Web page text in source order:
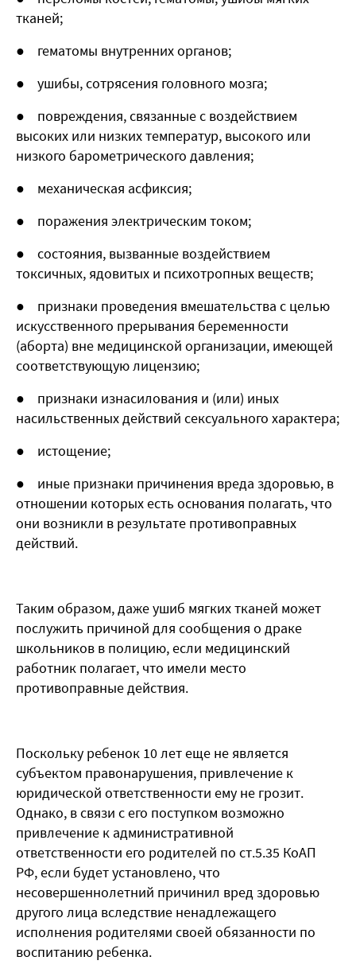
тканей;
● гематомы внутренних органов;
● ушибы, сотрясения головного мозга;
● повреждения, связанные с воздействием
высоких или низких температур, высокого или
низкого барометрического давления;
● механическая асфиксия;
● поражения электрическим током;
● состояния, вызванные воздействием
токсичных, ядовитых и психотропных веществ;
● признаки проведения вмешательства с целью
искусственного прерывания беременности
(аборта) вне медицинской организации, имеющей
соответствующую лицензию;
● признаки изнасилования и (или) иных
насильственных действий сексуального характера;
● истощение;
● иные признаки причинения вреда здоровью, в
отношении которых есть основания полагать, что
они возникли в результате противоправных
действий.
Таким образом, даже ушиб мягких тканей может
послужить причиной для сообщения о драке
школьников в полицию, если медицинский
работник полагает, что имели место
противоправные действия.
Поскольку ребенок 10 лет еще не является
субъектом правонарушения, привлечение к
юридической ответственности ему не грозит.
Однако, в связи с его поступком возможно
привлечение к административной
ответственности его родителей по ст.5.35 КоАП
РФ, если будет установлено, что
несовершеннолетний причинил вред здоровью
другого лица вследствие ненадлежащего
исполнения родителями своей обязанности по
воспитанию ребенка.